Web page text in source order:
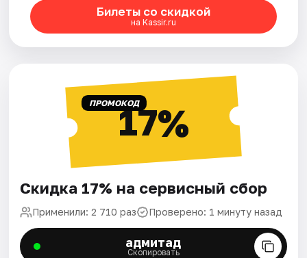
Билеты со скидкой
на Kassir.ru
ПРОМОКОД17%
Скидка 17% на сервисный сбор
Применили: 2 710 раз Проверено: 1 минуту назад
адмитад
Скопировать